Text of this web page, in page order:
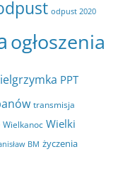
odpust 2020
ogłoszenia
PPT
transmisja
Wielkanoc Wielki
BM życzenia